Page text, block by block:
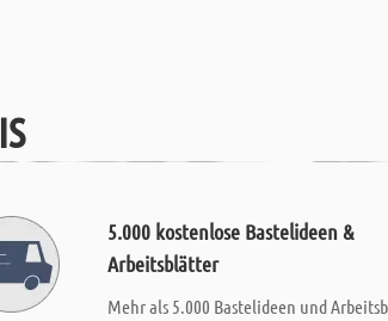
5.000 kostenlose Bastelideen &
Arbeitsblätter
Mehr als 5.000 Bastelideen und